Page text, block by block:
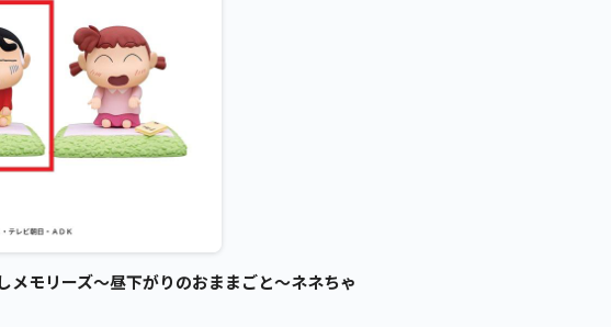
メモリーズ～昼下がりのおままごと～ネネちゃ